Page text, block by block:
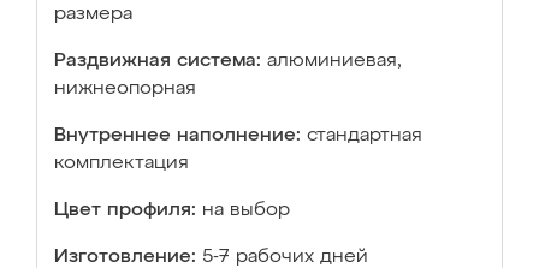
размера
Раздвижная система: алюминиевая,
нижнеопорная
Внутреннее наполнение: стандартная
комплектация
Цвет профиля: на выбор
Изготовление: 5-7 рабочих дней